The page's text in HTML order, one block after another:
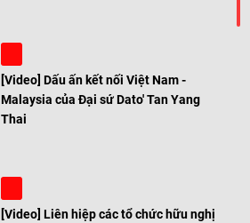
[Video] Dấu ấn kết nối Việt Nam -
Malaysia của Đại sứ Dato' Tan Yang
Thai
[Video] Liên hiệp các tổ chức hữu nghị